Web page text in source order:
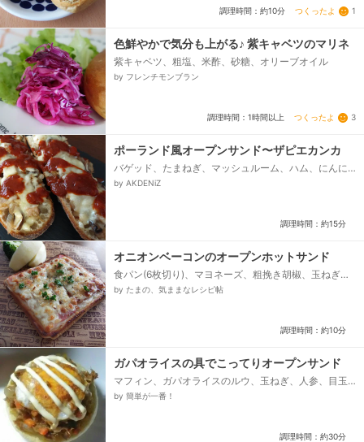
調理時間：約10分 つくったよ 1
色鮮やかで気分も上がる♪ 紫キャベツのマリネ
紫キャベツ、粗塩、米酢、砂糖、オリーブオイル
by フレンチモンブラン
調理時間：1時間以上 つくったよ 3
ポーランド風オープンサンド〜ザピエカンカ
バゲッド、たまねぎ、マッシュルーム、ハム、にんに
く、バター、塩こしょう、チーズ シュレッドタイ
by AKDENiZ
調理時間：約15分
オニオンベーコンのオープンホットサンド
食パン(6枚切り)、マヨネーズ、粗挽き胡椒、玉ねぎ、
ベーコン、とろけるスライスチーズ、パン粉、パセリ
by たまの、気ままなレシピ帖
調理時間：約10分
ガパオライスの具でこってりオープンサンド
マフィン、ガパオライスのルウ、玉ねぎ、人参、目玉
焼き、ノンオイルシーチキン缶、水、タルタルソース
by 簡単が一番！
調理時間：約30分